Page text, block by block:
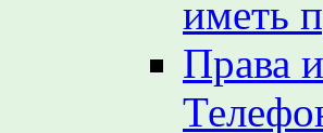
иметь
Права